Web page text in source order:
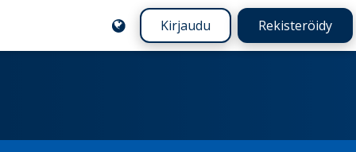
Kirjaudu Rekisteröidy